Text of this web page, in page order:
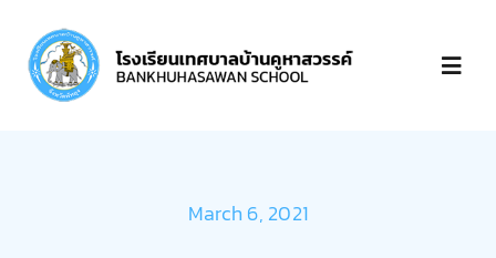
content
March 6, 2021